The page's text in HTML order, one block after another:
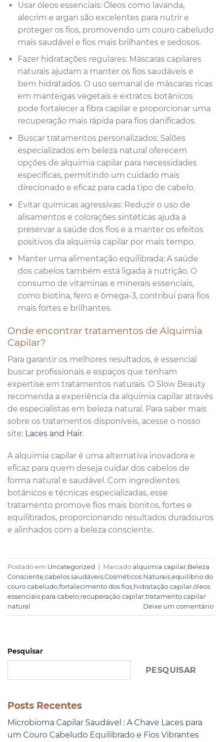
Pesquisar
PESQUISAR
Posts Recentes
Microbioma Capilar Saudável : A Chave Laces para
um Couro Cabeludo Equilibrado e Fios Vibrantes
Usar óleos essenciais: Óleos como lavanda,
alecrim e argan são excelentes para nutrir e
proteger os fios, promovendo um couro cabeludo
mais saudável e fios mais brilhantes e sedosos.
Fazer hidratações regulares: Máscaras capilares
naturais ajudam a manter os fios saudáveis e
bem hidratados. O uso semanal de máscaras ricas
em manteigas vegetais e extratos botânicos
pode fortalecer a fibra capilar e proporcionar uma
recuperação mais rápida para fios danificados.
Buscar tratamentos personalizados: Salões
especializados em beleza natural oferecem
opções de alquimia capilar para necessidades
específicas, permitindo um cuidado mais
direcionado e eficaz para cada tipo de cabelo.
Evitar químicas agressivas: Reduzir o uso de
alisamentos e colorações sintéticas ajuda a
preservar a saúde dos fios e a manter os efeitos
positivos da alquimia capilar por mais tempo.
Manter uma alimentação equilibrada: A saúde
dos cabelos também está ligada à nutrição. O
consumo de vitaminas e minerais essenciais,
como biotina, ferro e ômega-3, contribui para fios
mais fortes e brilhantes.
Onde encontrar tratamentos de Alquimia
Capilar?
Para garantir os melhores resultados, é essencial
buscar profissionais e espaços que tenham
expertise em tratamentos naturais. O Slow Beauty
recomenda a experiência da alquimia capilar através
de especialistas em beleza natural. Para saber mais
sobre os tratamentos disponíveis, acesse o nosso
site: Laces and Hair.
A alquimia capilar é uma alternativa inovadora e
eficaz para quem deseja cuidar dos cabelos de
forma natural e saudável. Com ingredientes
botânicos e técnicas especializadas, esse
tratamento promove fios mais bonitos, fortes e
equilibrados, proporcionando resultados duradouros
e alinhados com a beleza consciente.
Postado em Uncategorized | Marcado alquimia capilar Beleza
Consciente cabelos saudáveis Cosméticos Naturais equilíbrio do
couro cabeludo fortalecimento dos fios hidratação capilar óleos
essenciais para cabelo recuperação capilar tratamento capilar
natural
Deixe um comentário